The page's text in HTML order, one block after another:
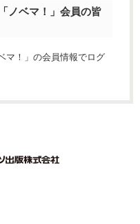
ノベマ！」会員の皆
マ！」の会員情報でログ